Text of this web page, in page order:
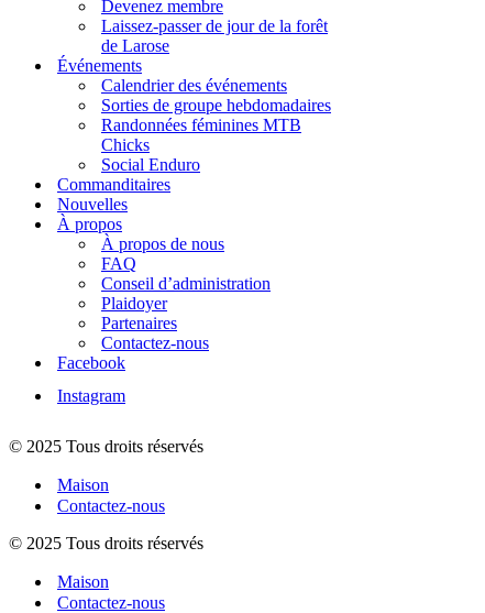
Devenez membre
Laissez-passer de jour de la forêt
de Larose
Événements
Calendrier des événements
Sorties de groupe hebdomadaires
Randonnées féminines MTB
Chicks
Social Enduro
Commanditaires
Nouvelles
À propos
À propos de nous
FAQ
Conseil d’administration
Plaidoyer
Partenaires
Contactez-nous
Facebook
Instagram
© 2025 Tous droits réservés
Maison
Contactez-nous
© 2025 Tous droits réservés
Maison
Contactez-nous